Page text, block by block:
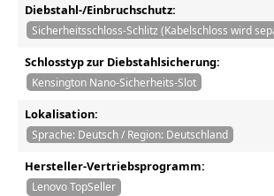
Diebstahl-/Einbruchschutz:
Sicherheitsschloss-Schlitz (Kabelschloss wird
Schlosstyp zur Diebstahlsicherung:
Kensington Nano-Sicherheits-Slot
Lokalisation:
Sprache: Deutsch / Region: Deutschland
Hersteller-Vertriebsprogramm:
Lenovo TopSeller